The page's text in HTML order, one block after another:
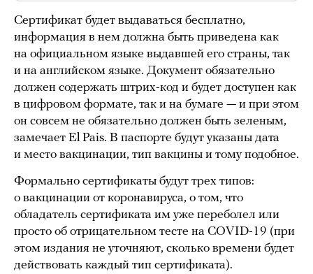
Сертификат будет выдаваться бесплатно,
информация в нем должна быть приведена как
на официальном языке выдавшей его страны, так
и на английском языке. Документ обязательно
должен содержать штрих-код и будет доступен как
в цифровом формате, так и на бумаге — и при этом
он совсем не обязательно должен быть зеленым,
замечает El Pais. В паспорте будут указаны дата
и место вакцинации, тип вакцины и тому подобное.
Формально сертификаты будут трех типов:
о вакцинации от коронавируса, о том, что
обладатель сертификата им уже переболел или
просто об отрицательном тесте на COVID-19 (при
этом издания не уточняют, сколько времени будет
действовать каждый тип сертификата).